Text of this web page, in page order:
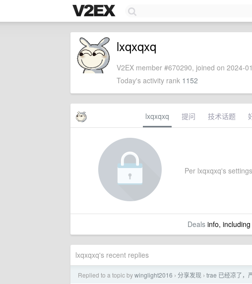
lxqxqxq
V2EX member #670290, joined on 2024-
Today's activity rank 1152
lxqxqxq 提问 技术话题
Per lxqxqxq's
Dealsinfo, including
lxqxqxq's recent replies
Replied to a topic bywinglight2016 › 分享发现 › trae 已经凉了，